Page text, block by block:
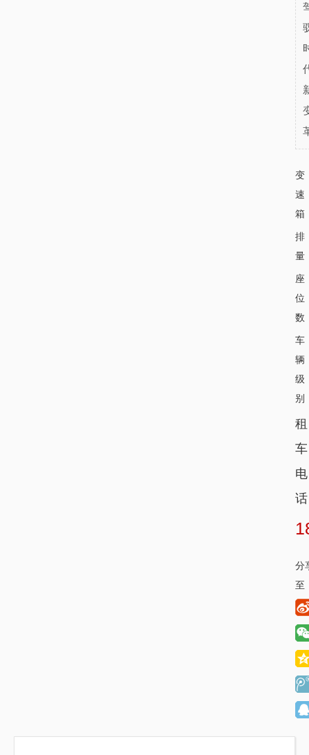
变
速
箱
排
量
座
位
数
车
辆
级
别
租
车
电
分
至